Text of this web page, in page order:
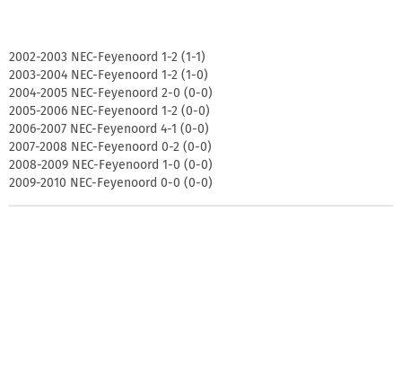
2002-2003 NEC-Feyenoord 1-2 (1-1)
2003-2004 NEC-Feyenoord 1-2 (1-0)
2004-2005 NEC-Feyenoord 2-0 (0-0)
2005-2006 NEC-Feyenoord 1-2 (0-0)
2006-2007 NEC-Feyenoord 4-1 (0-0)
2007-2008 NEC-Feyenoord 0-2 (0-0)
2008-2009 NEC-Feyenoord 1-0 (0-0)
2009-2010 NEC-Feyenoord 0-0 (0-0)